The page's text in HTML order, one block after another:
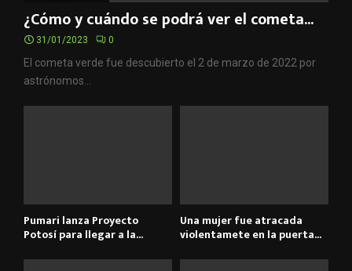
¿Cómo y cuándo se podrá ver el cometa...
31/01/2023 0
El cometa verde fue descubierto el 2 de marzo de 2022 por
astrónomos...
Pumari lanza Proyecto
Potosí para llegar a la...
Una mujer fue atracada
violentamete en la puerta...